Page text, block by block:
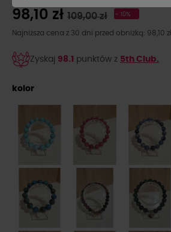
98,10 zł 109,00 zł - 10%
Najniższa cena z 30 dni przed obniżką: 98,10 zł
Zyskaj 98.1 punktów z 5th Club.
kolor